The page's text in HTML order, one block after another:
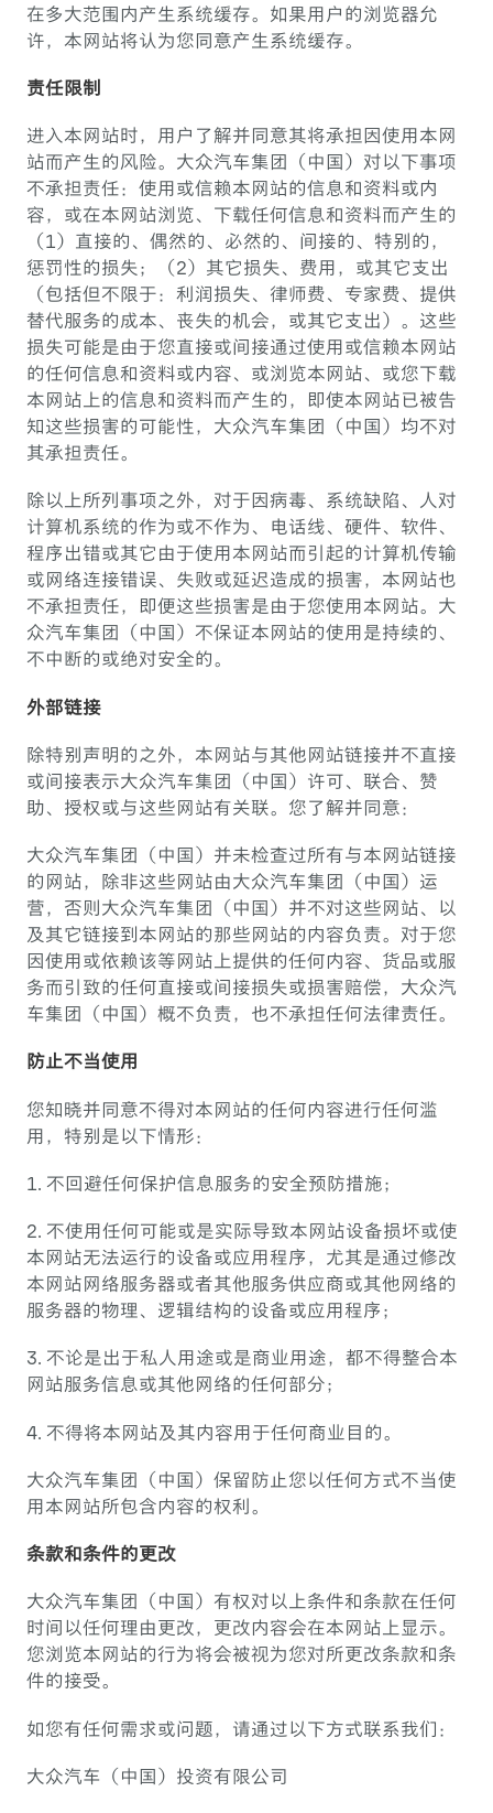
在多大范围内产生系统缓存。如果用户的浏览器允
许，本网站将认为您同意产生系统缓存。
责任限制
进入本网站时，用户了解并同意其将承担因使用本网
站而产生的风险。大众汽车集团（中国）对以下事项
不承担责任：使用或信赖本网站的信息和资料或内
容，或在本网站浏览、下载任何信息和资料而产生的
（1）直接的、偶然的、必然的、间接的、特别的，
惩罚性的损失；（2）其它损失、费用，或其它支出
（包括但不限于：利润损失、律师费、专家费、提供
替代服务的成本、丧失的机会，或其它支出）。这些
损失可能是由于您直接或间接通过使用或信赖本网站
的任何信息和资料或内容、或浏览本网站、或您下载
本网站上的信息和资料而产生的，即使本网站已被告
知这些损害的可能性，大众汽车集团（中国）均不对
其承担责任。
除以上所列事项之外，对于因病毒、系统缺陷、人对
计算机系统的作为或不作为、电话线、硬件、软件、
程序出错或其它由于使用本网站而引起的计算机传输
或网络连接错误、失败或延迟造成的损害，本网站也
不承担责任，即便这些损害是由于您使用本网站。大
众汽车集团（中国）不保证本网站的使用是持续的、
不中断的或绝对安全的。
外部链接
除特别声明的之外，本网站与其他网站链接并不直接
或间接表示大众汽车集团（中国）许可、联合、赞
助、授权或与这些网站有关联。您了解并同意：
大众汽车集团（中国）并未检查过所有与本网站链接
的网站，除非这些网站由大众汽车集团（中国）运
营，否则大众汽车集团（中国）并不对这些网站、以
及其它链接到本网站的那些网站的内容负责。对于您
因使用或依赖该等网站上提供的任何内容、货品或服
务而引致的任何直接或间接损失或损害赔偿，大众汽
车集团（中国）概不负责，也不承担任何法律责任。
防止不当使用
您知晓并同意不得对本网站的任何内容进行任何滥
用，特别是以下情形：
1. 不回避任何保护信息服务的安全预防措施；
2. 不使用任何可能或是实际导致本网站设备损坏或使
本网站无法运行的设备或应用程序，尤其是通过修改
本网站网络服务器或者其他服务供应商或其他网络的
服务器的物理、逻辑结构的设备或应用程序；
3. 不论是出于私人用途或是商业用途，都不得整合本
网站服务信息或其他网络的任何部分；
4. 不得将本网站及其内容用于任何商业目的。
大众汽车集团（中国）保留防止您以任何方式不当使
用本网站所包含内容的权利。
条款和条件的更改
大众汽车集团（中国）有权对以上条件和条款在任何
时间以任何理由更改，更改内容会在本网站上显示。
您浏览本网站的行为将会被视为您对所更改条款和条
件的接受。
如您有任何需求或问题，请通过以下方式联系我们：
大众汽车（中国）投资有限公司